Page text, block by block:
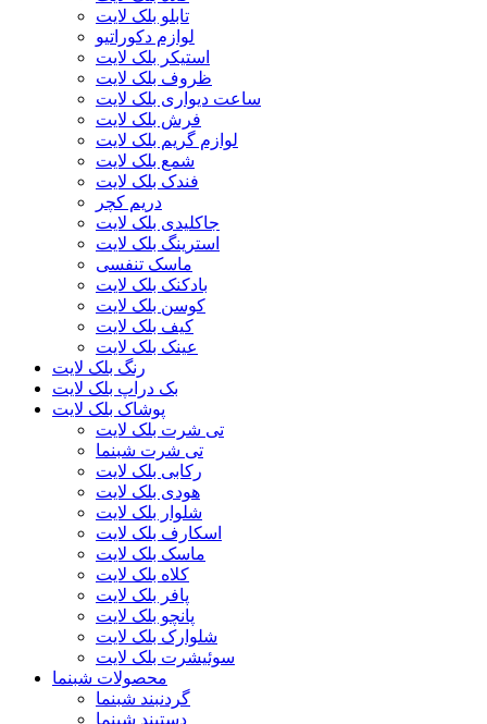
تابلو بلک لایت
لوازم دکوراتیو
استیکر بلک لایت
ظروف بلک لایت
ساعت دیواری بلک لایت
فرش بلک لایت
لوازم گریم بلک لایت
شمع بلک لایت
فندک بلک لایت
دریم کچر
جاکلیدی بلک لایت
استرینگ بلک لایت
ماسک تنفسی
بادکنک بلک لایت
کوسن بلک لایت
کیف بلک لایت
عینک بلک لایت
رنگ بلک لایت
بک دراپ بلک لایت
پوشاک بلک لایت
تی شرت بلک لایت
تی شرت شبنما
رکابی بلک لایت
هودی بلک لایت
شلوار بلک لایت
اسکارف بلک لایت
ماسک بلک لایت
کلاه بلک لایت
پافر بلک لایت
پانچو بلک لایت
شلوارک بلک لایت
سوئیشرت بلک لایت
محصولات شبنما
گردنبند شبنما
دستبند شبنما